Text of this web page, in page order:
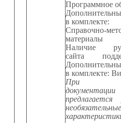
Программное
в комплекте:
Справочно-
материалы
Наличие
сайта
в комплекте:
При
предлагается
необязательные